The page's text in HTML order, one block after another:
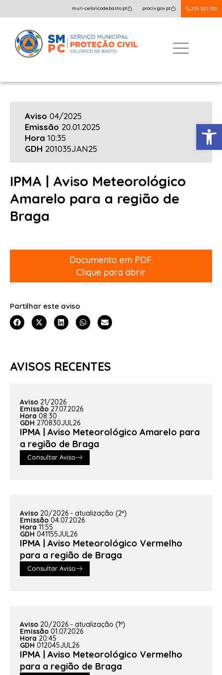
mun-celoricodebasto.pt prociv.gov.pt 255 320 300
Aviso 04/2025
Emissão 20.01.2025
Hora 10:35
GDH 201035JAN25
IPMA | Aviso Meteorológico
Amarelo para a região de
Braga
Documento em PDF.
Clique para abrir
Partilhar este aviso
AVISOS RECENTES
Aviso 21/2026
Emissão 27.07.2026
Hora 08:30
GDH 270830JUL26
IPMA | Aviso Meteorológico Amarelo para
a região de Braga
Consultar Aviso
Aviso 20/2026 - atualização (2ª)
Emissão 04.07.2026
Hora 11:55
GDH 041155JUL26
IPMA | Aviso Meteorológico Vermelho
para a região de Braga
Consultar Aviso
Aviso 20/2026 - atualização (1ª)
Emissão 01.07.2026
Hora 20:45
GDH 012045JUL26
IPMA | Aviso Meteorológico Vermelho
para a região de Braga